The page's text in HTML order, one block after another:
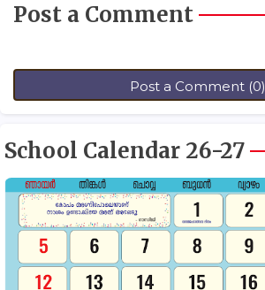
Post a Comment
Post a Comment (0)
School Calendar 26-27